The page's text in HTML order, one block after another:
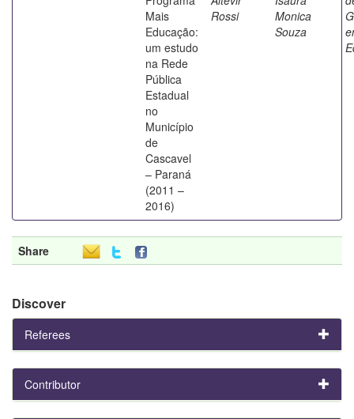
Mais
Educação:
um estudo
na Rede
Pública
Estadual
no
Município
de
Cascavel
– Paraná
(2011 –
2016)
Rossi
Monica
Souza
Share
Discover
Referees
Contributor